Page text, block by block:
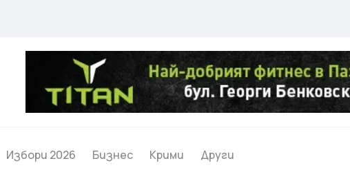
Избори 2026 Бизнес Крими Други